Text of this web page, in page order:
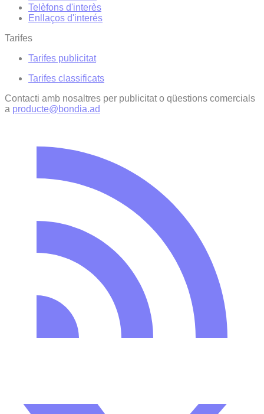
Telèfons d'interès
Enllaços d'interés
Tarifes
Tarifes publicitat
Tarifes classificats
Contacti amb nosaltres per publicitat o qüestions comercials
a producte@bondia.ad